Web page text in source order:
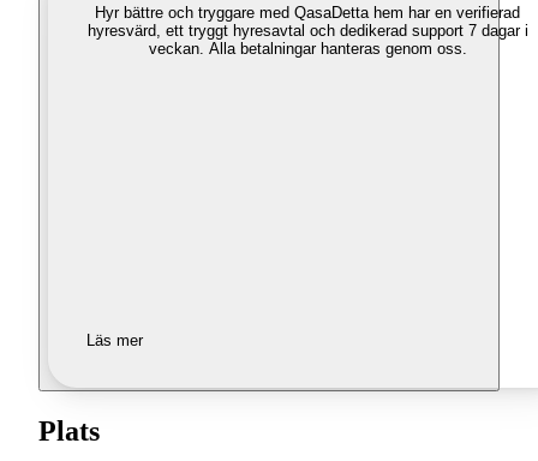
Hyr bättre och tryggare med QasaDetta hem har en verifierad
hyresvärd, ett tryggt hyresavtal och dedikerad support 7 dagar i
veckan. Alla betalningar hanteras genom oss.
Läs mer
Plats